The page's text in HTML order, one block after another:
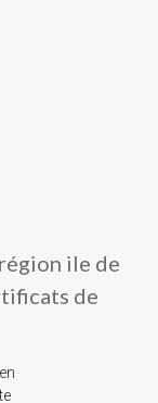
ile de
de